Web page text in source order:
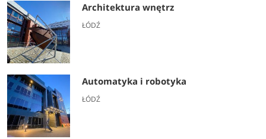
Architektura wnętrz
ŁÓDŹ
Automatyka i robotyka
ŁÓDŹ